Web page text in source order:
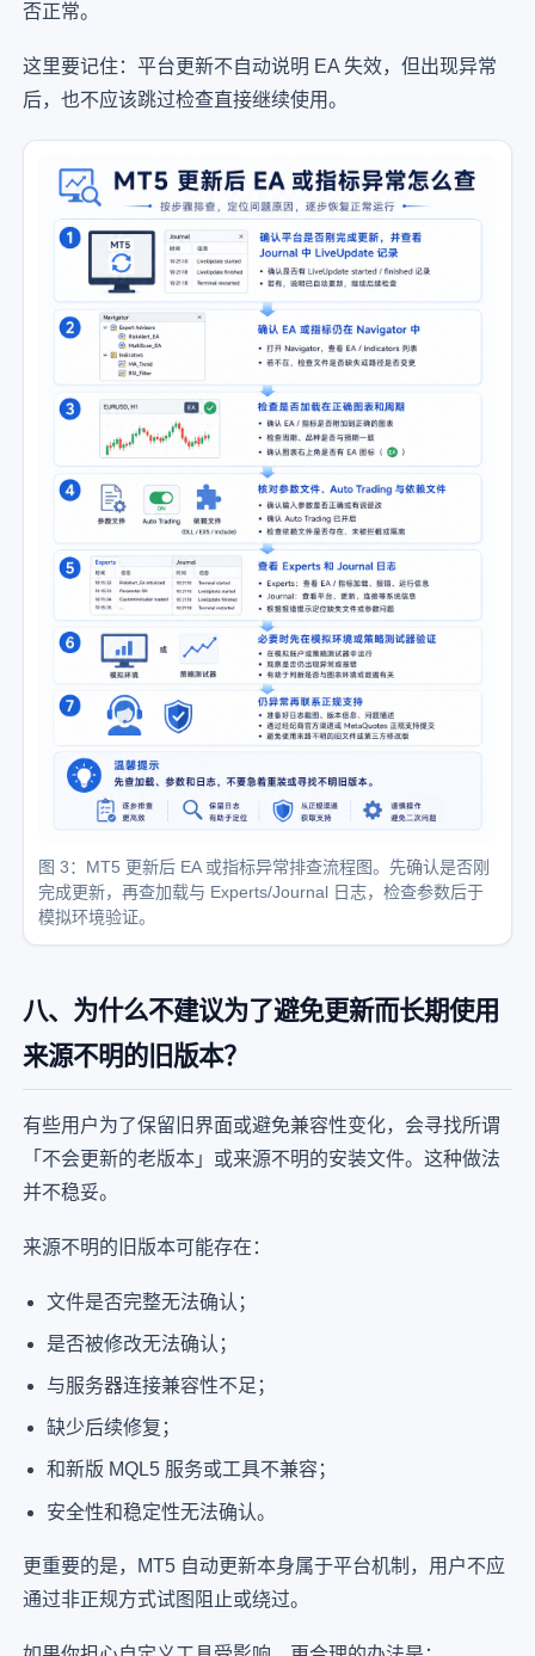
否正常。
这里要记住：平台更新不自动说明 EA 失效，但出现异常
后，也不应该跳过检查直接继续使用。
图 3：MT5 更新后 EA 或指标异常排查流程图。先确认是否刚
完成更新，再查加载与 Experts/Journal 日志，检查参数后于
模拟环境验证。
八、为什么不建议为了避免更新而长期使用
来源不明的旧版本？
有些用户为了保留旧界面或避免兼容性变化，会寻找所谓
「不会更新的老版本」或来源不明的安装文件。这种做法
并不稳妥。
来源不明的旧版本可能存在：
文件是否完整无法确认；
是否被修改无法确认；
与服务器连接兼容性不足；
缺少后续修复；
和新版 MQL5 服务或工具不兼容；
安全性和稳定性无法确认。
更重要的是，MT5 自动更新本身属于平台机制，用户不应
通过非正规方式试图阻止或绕过。